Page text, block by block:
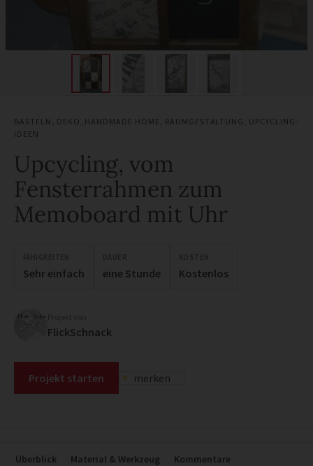
BASTELN DEKO HANDMADE HOME RAUMGESTALTUNG
UPCYCLING-
IDEEN
Upcycling, vom
Fensterrahmen zum
Memoboard mit Uhr
Sehr einfach eine Stunde Kostenlos
FlickSchnack
Projekt starten merken
Überblick Material & Werkzeug Kommentare